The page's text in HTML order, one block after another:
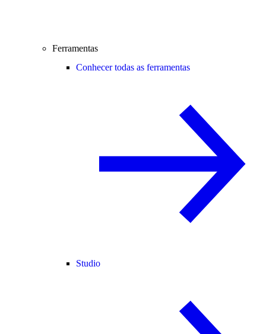
Ferramentas
Conhecer todas as ferramentas
Studio